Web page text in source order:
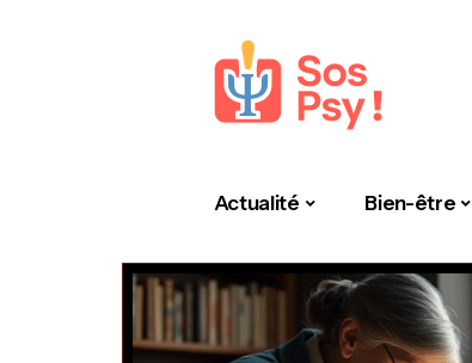
Actualité Bien-être